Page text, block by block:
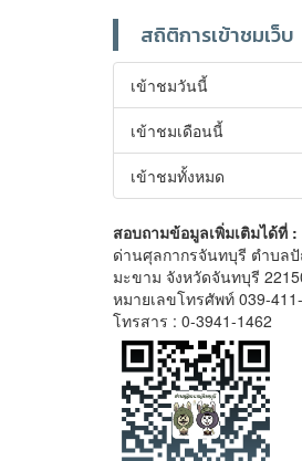
สถิติการเข้าชมเว็บ
เข้าชมวันนี้
เข้าชมเดือนนี้
เข้าชมทั้งหมด
สอบถามข้อมูลเพิ่มเติมได้ที่ :
ด่านศุลกากรจันทบุรี ตำบลปั
มะขาม จังหวัดจันทบุรี
หมายเลขโทรศัพท์ 039-
โทรสาร : 0-3941-1462